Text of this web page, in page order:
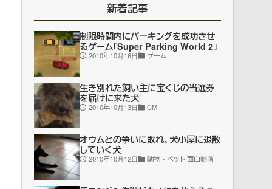
新着記事
制限時間内にパーキングを成功させ
るゲーム「Super Parking World 2」
2010年10月16日 ゲーム
生き別れた飼い主に宝くじの当選券
を届けに来た犬
2010年10月13日 CM
オウムとの争いに敗れ、犬小屋に退散
していく犬
2010年10月12日 動物・ペット|面白動画